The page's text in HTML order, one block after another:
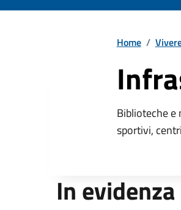
Home /
Biblioteche e
sportivi,
In evidenza